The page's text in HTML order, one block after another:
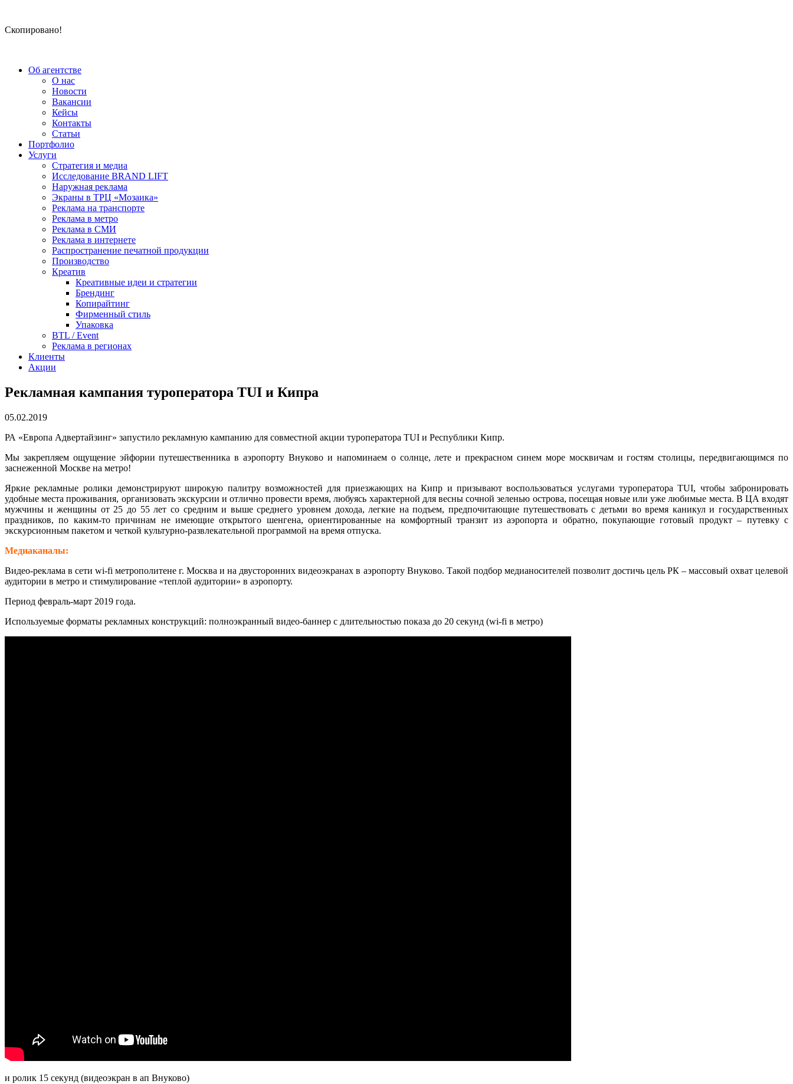
Скопировано!
Об агентстве
О нас
Новости
Вакансии
Кейсы
Контакты
Статьи
Портфолио
Услуги
Стратегия и медиа
Исследование BRAND LIFT
Наружная реклама
Экраны в ТРЦ «Мозаика»
Реклама на транспорте
Реклама в метро
Реклама в СМИ
Реклама в интернете
Распространение печатной продукции
Производство
Креатив
Креативные идеи и стратегии
Брендинг
Копирайтинг
Фирменный стиль
Упаковка
BTL / Event
Реклама в регионах
Клиенты
Акции
Рекламная кампания туроператора TUI и Кипра
05.02.2019
РА «Европа Адвертайзинг» запустило рекламную кампанию для совместной акции туроператора TUI и Республики Кипр.
Мы закрепляем ощущение эйфории путешественника в аэропорту Внуково и напоминаем о солнце, лете и прекрасном синем море москвичам и гостям столицы, передвигающимся по
заснеженной Москве на метро!
Яркие рекламные ролики демонстрируют широкую палитру возможностей для приезжающих на Кипр и призывают воспользоваться услугами туроператора TUI, чтобы забронировать
удобные места проживания, организовать экскурсии и отлично провести время, любуясь характерной для весны сочной зеленью острова, посещая новые или уже любимые места. В ЦА входят
мужчины и женщины от 25 до 55 лет со средним и выше среднего уровнем дохода, легкие на подъем, предпочитающие путешествовать с детьми во время каникул и государственных
праздников, по каким-то причинам не имеющие открытого шенгена, ориентированные на комфортный транзит из аэропорта и обратно, покупающие готовый продукт – путевку с
экскурсионным пакетом и четкой культурно-развлекательной программой на время отпуска.
Медиаканалы:
Видео-реклама в сети wi-fi метрополитене г. Москва и на двусторонних видеоэкранах в аэропорту Внуково. Такой подбор медианосителей позволит достичь цель РК – массовый охват целевой
аудитории в метро и стимулирование «теплой аудитории» в аэропорту.
Период февраль-март 2019 года.
Используемые форматы рекламных конструкций: полноэкранный видео-баннер с длительностью показа до 20 секунд (wi-fi в метро)
и ролик 15 секунд (видеоэкран в ап Внуково)